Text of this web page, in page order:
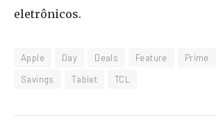
eletrônicos.
Apple Day Deals Feature Prime
Savings
Tablet TCL